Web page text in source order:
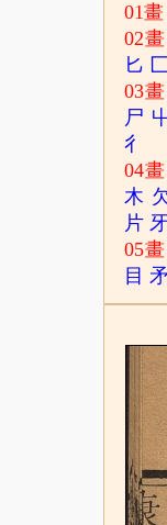
01
02
匕
03畫
尸
彳
04
木
片
05
目 矛